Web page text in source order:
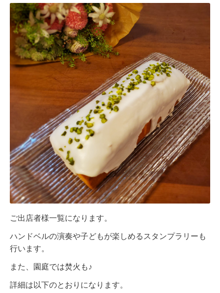
ご出店者様一覧になります。
ハンドベルの演奏や子どもが楽しめるスタンプラリーも
行います。
また、園庭では焚火も♪
詳細は以下のとおりになります。